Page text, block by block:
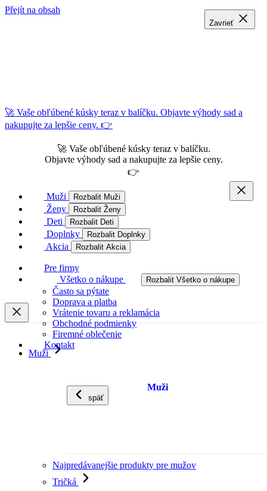
Přejít na obsah
🚀 Vaše obľúbené kúsky teraz v balíčku. Objavte výhody sad a
nakupujte za lepšie ceny. 👉
🚀 Vaše obľúbené kúsky teraz v balíčku.
Objavte výhody sad a nakupujte za lepšie ceny.
👉
Muži Rozbalit Muži
Ženy Rozbalit Ženy
Deti Rozbalit Deti
Doplnky Rozbalit Doplnky
Akcia Rozbalit Akcia
Pre firmy
Všetko o nákupe
Rozbalit Všetko o nákupe
Často sa pýtate
Doprava a platba
Vrátenie tovaru a reklamácia
Obchodné podmienky
Firemné oblečenie
Kontakt
Muži
späť
Muži
Najpredávanejšie produkty pre mužov
Tričká
Zavrieť
Zavrieť
Zavrieť